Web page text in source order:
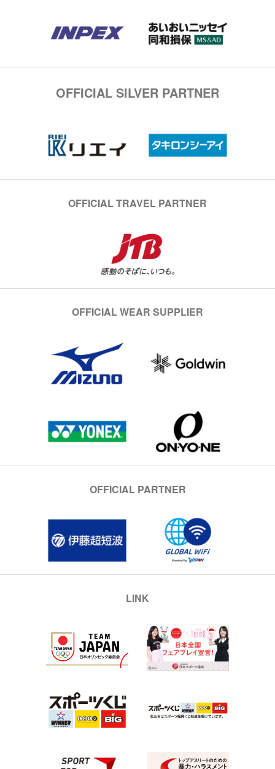
OFFICIAL SILVER PARTNER
OFFICIAL TRAVEL PARTNER
OFFICIAL WEAR SUPPLIER
OFFICIAL PARTNER
LINK